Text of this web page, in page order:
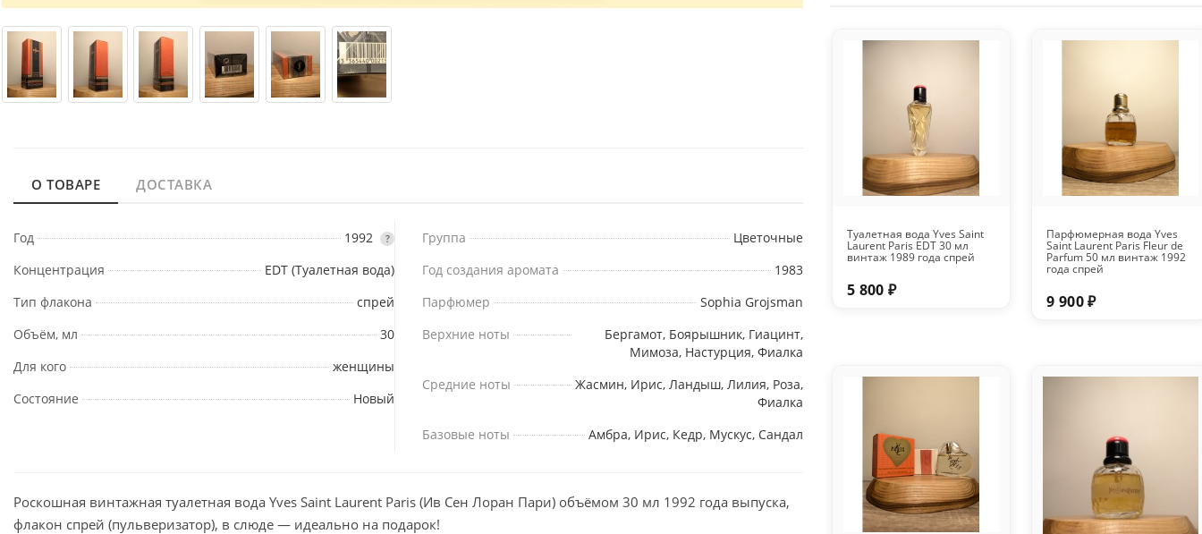
О ТОВАРЕ ДОСТАВКА
Год 1992 ?
Концентрация
EDT (Туалетная вода)
Тип флакона
спрей
Объём, мл
30
Для кого
женщины
Состояние
Новый
Группа
Цветочные
Год создания аромата
1983
Парфюмер
Sophia Grojsman
Верхние ноты
Бергамот, Боярышник, Гиацинт,
Мимоза, Настурция, Фиалка
Средние ноты
Жасмин, Ирис, Ландыш, Лилия, Роза,
Фиалка
Базовые ноты
Амбра, Ирис, Кедр, Мускус, Сандал
Роскошная винтажная туалетная вода Yves Saint Laurent Paris (Ив Сен Лоран Пари) объёмом 30 мл 1992 года выпуска,
флакон спрей (пульверизатор), в слюде — идеально на подарок!
Туалетная вода Yves Saint
Laurent Paris EDT 30 мл
винтаж 1989 года спрей
5 800 ₽
Парфюмерная вода Yves
Saint Laurent Paris Fleur de
Parfum 50 мл винтаж 1992
года спрей
9 900 ₽